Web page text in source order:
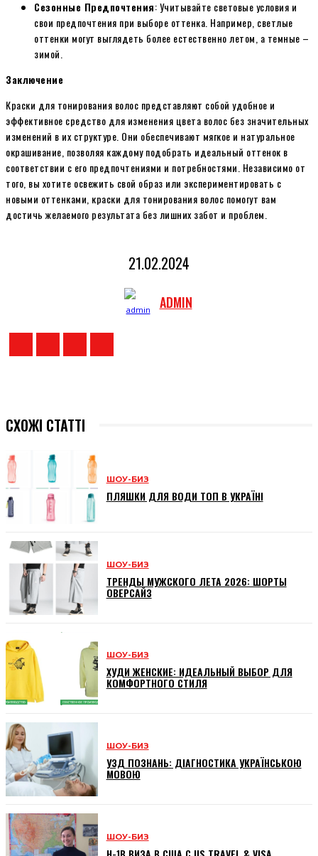
Сезонные Предпочтения: Учитывайте световые условия и
свои предпочтения при выборе оттенка. Например, светлые
оттенки могут выглядеть более естественно летом, а темные –
зимой.
Заключение
Краски для тонирования волос представляют собой удобное и
эффективное средство для изменения цвета волос без значительных
изменений в их структуре. Они обеспечивают мягкое и натуральное
окрашивание, позволяя каждому подобрать идеальный оттенок в
соответствии с его предпочтениями и потребностями. Независимо от
того, вы хотите освежить свой образ или экспериментировать с
новыми оттенками, краски для тонирования волос помогут вам
достичь желаемого результата без лишних забот и проблем.
21.02.2024
ADMIN
СХОЖІ СТАТТІ
ШОУ-БИЗ
ПЛЯШКИ ДЛЯ ВОДИ ТОП В УКРАЇНІ
ШОУ-БИЗ
ТРЕНДЫ МУЖСКОГО ЛЕТА 2026: ШОРТЫ
ОВЕРСАЙЗ
ШОУ-БИЗ
ХУДИ ЖЕНСКИЕ: ИДЕАЛЬНЫЙ ВЫБОР ДЛЯ
КОМФОРТНОГО СТИЛЯ
ШОУ-БИЗ
УЗД ПОЗНАНЬ: ДІАГНОСТИКА УКРАЇНСЬКОЮ
МОВОЮ
ШОУ-БИЗ